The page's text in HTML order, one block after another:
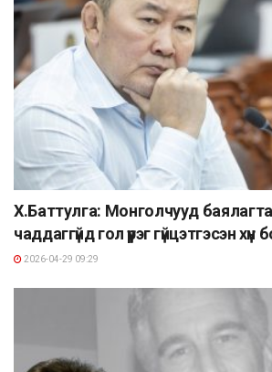
Х.Баттулга: Монголчууд
чаддаггүйд гол үүрэг гүйцэтгэсэн
2026-04-29 09:29